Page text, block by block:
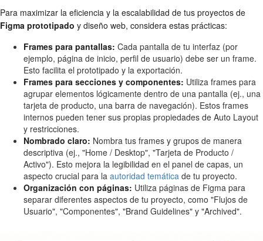
Para maximizar la eficiencia y la escalabilidad de tus proyectos de
Figma prototipado y diseño web, considera estas prácticas:
Frames para pantallas: Cada pantalla de tu interfaz (por
ejemplo, página de inicio, perfil de usuario) debe ser un frame.
Esto facilita el prototipado y la exportación.
Frames para secciones y componentes: Utiliza frames para
agrupar elementos lógicamente dentro de una pantalla (ej., una
tarjeta de producto, una barra de navegación). Estos frames
internos pueden tener sus propias propiedades de Auto Layout
y restricciones.
Nombrado claro: Nombra tus frames y grupos de manera
descriptiva (ej., "Home / Desktop", "Tarjeta de Producto /
Activo"). Esto mejora la legibilidad en el panel de capas, un
aspecto crucial para la autoridad temática de tu proyecto.
Organización con páginas: Utiliza páginas de Figma para
separar diferentes aspectos de tu proyecto, como "Flujos de
Usuario", "Componentes", "Brand Guidelines" y "Archived".